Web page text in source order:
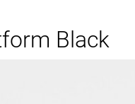
Black